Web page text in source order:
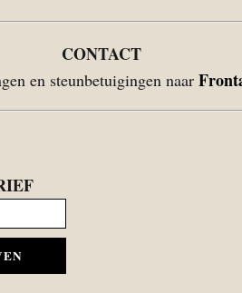
CONTACT
en steunbetuigingen naar